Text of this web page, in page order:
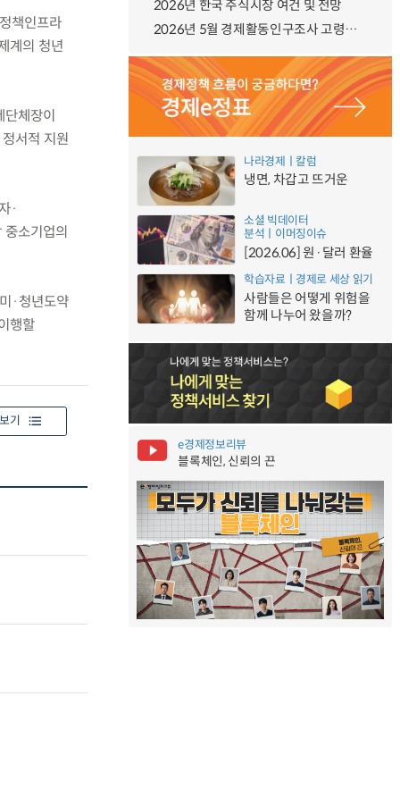
책인프라
계의 청년
체장이
서적 지원
·
소기업의
·청년도약
행할
기
2026년 한국 주식시장 여건 및 전망
2026년 5월 경제활동인구조사 고령층 부가조사 결과
나라경제ㅣ칼럼
냉면, 차갑고 뜨거운
소셜 빅데이터
분석ㅣ이머징이슈
[2026.06] 원·달러 환율
학습자료ㅣ경제로 세상 읽기
사람들은 어떻게 위험을
함께 나누어 왔을까?
e경제정보리뷰
블록체인, 신뢰의 끈